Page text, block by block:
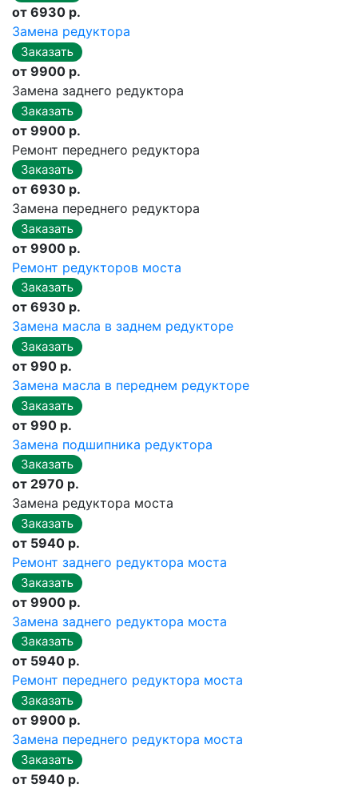
от 6930 р.
Замена редуктора
от 9900 р.
Замена заднего редуктора
от 9900 р.
Ремонт переднего редуктора
от 6930 р.
Замена переднего редуктора
от 9900 р.
Ремонт редукторов моста
от 6930 р.
Замена масла в заднем редукторе
от 990 р.
Замена масла в переднем редукторе
от 990 р.
Замена подшипника редуктора
от 2970 р.
Замена редуктора моста
от 5940 р.
Ремонт заднего редуктора моста
от 9900 р.
Замена заднего редуктора моста
от 5940 р.
Ремонт переднего редуктора моста
от 9900 р.
Замена переднего редуктора моста
от 5940 р.